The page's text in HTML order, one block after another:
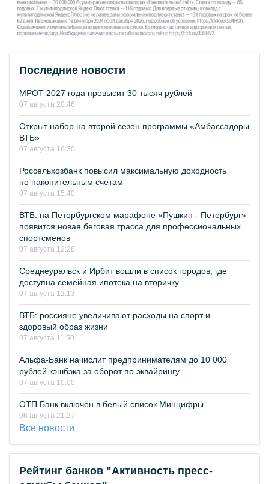
Последние новости
МРОТ 2027 года превысит 30 тысяч рублей
07 августа 20:46
Открыт набор на второй сезон программы «Амбассадоры
ВТБ»
07 августа 16:30
Россельхозбанк повысил максимальную доходность
по накопительным счетам
07 августа 15:40
ВТБ: на Петербургском марафоне «Пушкин - Петербург»
появится новая беговая трасса для профессиональных
спортсменов
07 августа 12:28
Среднеуральск и Ирбит вошли в список городов, где
доступна семейная ипотека на вторичку
07 августа 12:13
ВТБ: россияне увеличивают расходы на спорт и
здоровый образ жизни
07 августа 11:50
Альфа-Банк начислит предпринимателям до 10 000
рублей кэшбэка за оборот по эквайрингу
07 августа 10:00
ОТП Банк включён в белый список Минцифры
06 августа 21:27
Все новости
Рейтинг банков "Активность пресс-